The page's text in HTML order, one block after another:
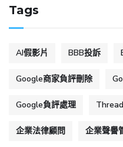
Tags
AI假影片 BBB投訴
Google商家負評刪除
Google負評處理
企業法律顧問 企業聲譽